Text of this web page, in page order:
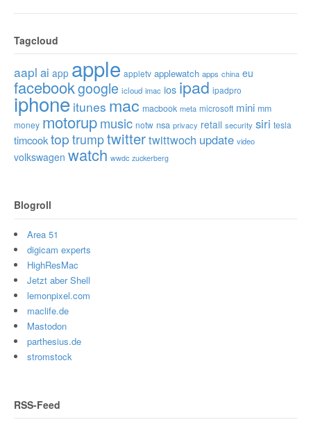
Tagcloud
aapl ai app apple appletv applewatch apps china eu
facebookgoogle icloud imac ios ipad ipadpro
iphone itunes mac macbook meta microsoft mini mm
money motorupmusic notw nsa privacy retail security siri tesla
timcooktop trumptwittertwittwoch update video
volkswagen watch wwdc zuckerberg
Blogroll
Area 51
digicam experts
HighResMac
Jetzt aber Shell
lemonpixel.com
maclife.de
Mastodon
parthesius.de
stromstock
RSS-Feed